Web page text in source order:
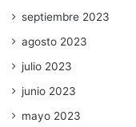
septiembre 2023
agosto 2023
julio 2023
junio 2023
mayo 2023